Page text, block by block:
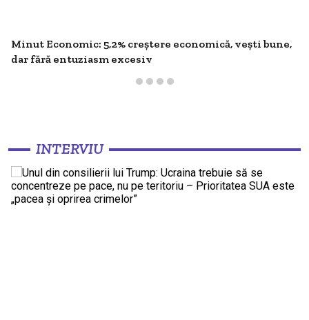
Minut Economic: 5,2% creștere economică, vești bune,
dar fără entuziasm excesiv
INTERVIU